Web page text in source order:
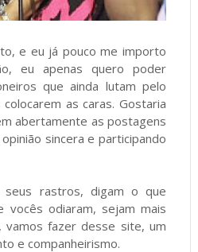
e eu já pouco me importo
eu apenas quero poder
que ainda lutam pelo
as caras. Gostaria
abertamente as postagens
sincera e participando
seus rastros, digam o que
vocês odiaram, sejam mais
vamos fazer desse site, um
e companheirismo.